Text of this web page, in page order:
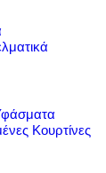
Κουρτίνες